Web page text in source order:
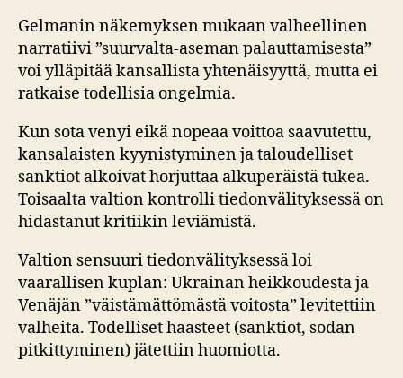
Gelmanin näkemyksen mukaan valheellinen
narratiivi ”suurvalta-aseman palauttamisesta”
voi ylläpitää kansallista yhtenäisyyttä, mutta ei
ratkaise todellisia ongelmia.
Kun sota venyi eikä nopeaa voittoa saavutettu,
kansalaisten kyynistyminen ja taloudelliset
sanktiot alkoivat horjuttaa alkuperäistä tukea.
Toisaalta valtion kontrolli tiedonvälityksessä on
hidastanut kritiikin leviämistä.
Valtion sensuuri tiedonvälityksessä loi
vaarallisen kuplan: Ukrainan heikkoudesta ja
Venäjän ”väistämättömästä voitosta” levitettiin
valheita. Todelliset haasteet (sanktiot, sodan
pitkittyminen) jätettiin huomiotta.